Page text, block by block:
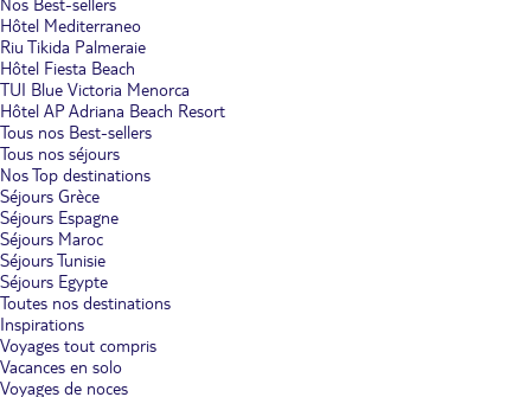
Nos Best-sellers
Hôtel Mediterraneo
Riu Tikida Palmeraie
Hôtel Fiesta Beach
TUI Blue Victoria Menorca
Hôtel AP Adriana Beach Resort
Tous nos Best-sellers
Tous nos séjours
Nos Top destinations
Séjours Grèce
Séjours Espagne
Séjours Maroc
Séjours Tunisie
Séjours Egypte
Toutes nos destinations
Inspirations
Voyages tout compris
Vacances en solo
Voyages de noces